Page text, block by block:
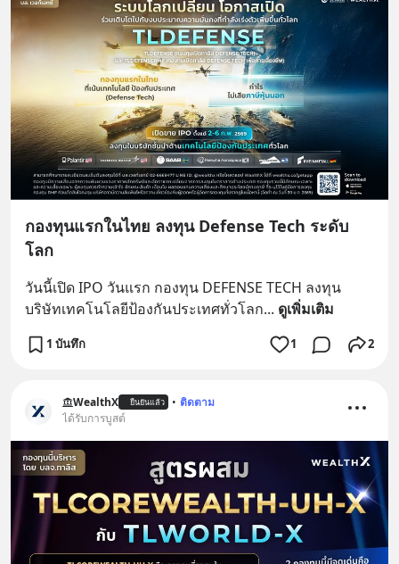
กองทุนแรกในไทย ลงทุน Defense Tech ระดับ
โลก
วันนี้เปิด IPO วันแรก กองทุน DEFENSE TECH ลงทุน
บริษัทเทคโนโลยีป้องกันประเทศทั่วโลก... ดูเพิ่มเติม
1 บันทึก 1 2
WealthX ยืนยันแล้ว • ติดตาม
ได้รับการบูสต์